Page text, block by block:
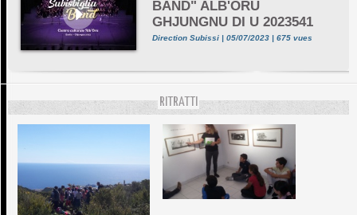
BAND" ALB'ORU
GHJUNGNU DI U 2023541
Direction Subissi | 05/07/2023 | 675 vues
RITRATTI